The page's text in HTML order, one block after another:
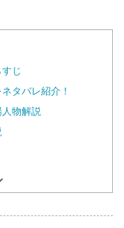
じ
タバレ紹介！
物解説